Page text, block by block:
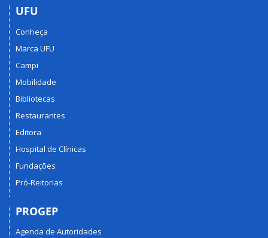
UFU
Conheça
Marca UFU
Campi
Mobilidade
Bibliotecas
Restaurantes
Editora
Hospital de Clínicas
Fundações
Pró-Reitorias
PROGEP
Agenda de Autoridades